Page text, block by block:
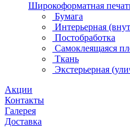
Широкоформатная
Бумага
Интерьерная
Постобработка
Самоклеящаяся
Ткань
Экстерьерная
Акции
Контакты
Галерея
Доставка